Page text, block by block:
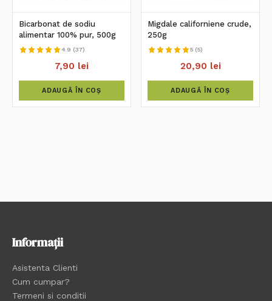
Bicarbonat de sodiu
alimentar 100% pur, 500g
4.9 (37)
7,90 lei
ADAUGĂ ÎN COȘ
Migdale californiene crude,
250g
5 (5)
20,90 lei
ADAUGĂ ÎN COȘ
Informații
Asistenta Clienti
Cum cumpar?
Termeni si conditii